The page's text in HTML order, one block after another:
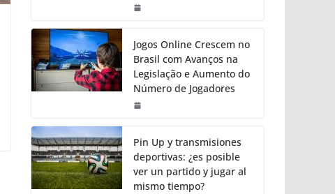
Jogos Online Crescem no
Brasil com Avanços na
Legislação e Aumento do
Número de Jogadores
Pin Up y transmisiones
deportivas: ¿es posible
ver un partido y jugar al
mismo tiempo?